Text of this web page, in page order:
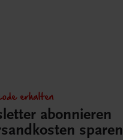
erhalten
abonnieren
sparen